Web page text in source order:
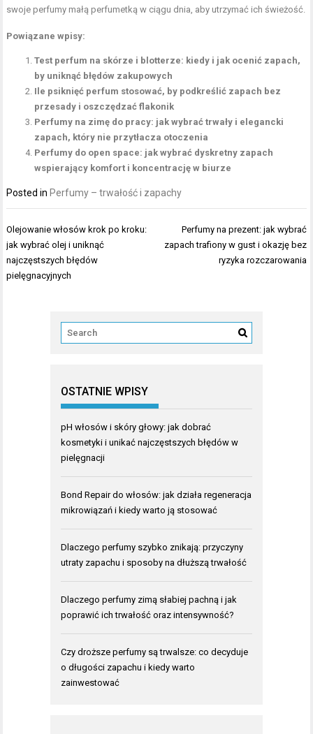
swoje perfumy małą perfumetką w ciągu dnia, aby utrzymać ich świeżość.
Powiązane wpisy:
Test perfum na skórze i blotterze: kiedy i jak ocenić zapach,
by uniknąć błędów zakupowych
Ile psiknięć perfum stosować, by podkreślić zapach bez
przesady i oszczędzać flakonik
Perfumy na zimę do pracy: jak wybrać trwały i elegancki
zapach, który nie przytłacza otoczenia
Perfumy do open space: jak wybrać dyskretny zapach
wspierający komfort i koncentrację w biurze
Posted in Perfumy – trwałość i zapachy
Nawigacja
wpisu
Olejowanie włosów krok po kroku:
jak wybrać olej i uniknąć
najczęstszych błędów
pielęgnacyjnych
Perfumy na prezent: jak wybrać
zapach trafiony w gust i okazję bez
ryzyka rozczarowania
OSTATNIE WPISY
pH włosów i skóry głowy: jak dobrać
kosmetyki i unikać najczęstszych błędów w
pielęgnacji
Bond Repair do włosów: jak działa regeneracja
mikrowiązań i kiedy warto ją stosować
Dlaczego perfumy szybko znikają: przyczyny
utraty zapachu i sposoby na dłuższą trwałość
Dlaczego perfumy zimą słabiej pachną i jak
poprawić ich trwałość oraz intensywność?
Czy droższe perfumy są trwalsze: co decyduje
o długości zapachu i kiedy warto
zainwestować